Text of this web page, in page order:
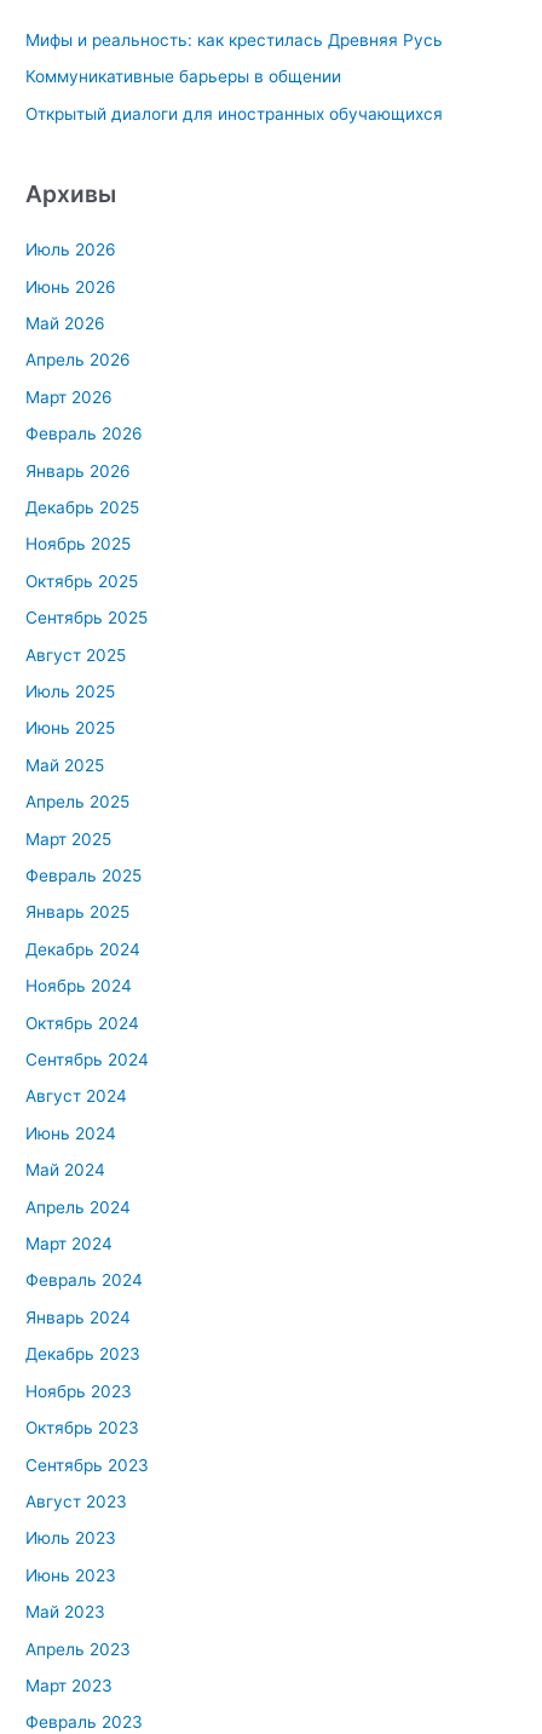
:Мифы и реальность: как крестилась Древняя Русь
Коммуникативные барьеры в общении
Открытый диалоги для иностранных обучающихся
Архивы
Июль 2026
Июнь 2026
Май 2026
Апрель 2026
Март 2026
Февраль 2026
Январь 2026
Декабрь 2025
Ноябрь 2025
Октябрь 2025
Сентябрь 2025
Август 2025
Июль 2025
Июнь 2025
Май 2025
Апрель 2025
Март 2025
Февраль 2025
Январь 2025
Декабрь 2024
Ноябрь 2024
Октябрь 2024
Сентябрь 2024
Август 2024
Июнь 2024
Май 2024
Апрель 2024
Март 2024
Февраль 2024
Январь 2024
Декабрь 2023
Ноябрь 2023
Октябрь 2023
Сентябрь 2023
Август 2023
Июль 2023
Июнь 2023
Май 2023
Апрель 2023
Март 2023
Февраль 2023